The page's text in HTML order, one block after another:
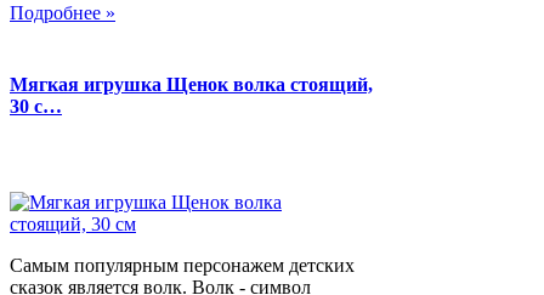
Подробнее »
Мягкая игрушка Щенок волка стоящий,
30 с…
Самым популярным персонажем детских
сказок является волк. Волк - символ